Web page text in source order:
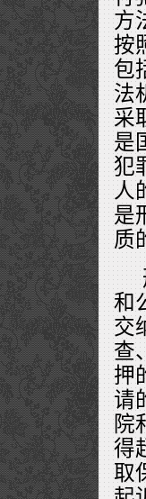
方
按
包
法
采
是
犯
人
是
质
和
交
查
押
请
院
得
取